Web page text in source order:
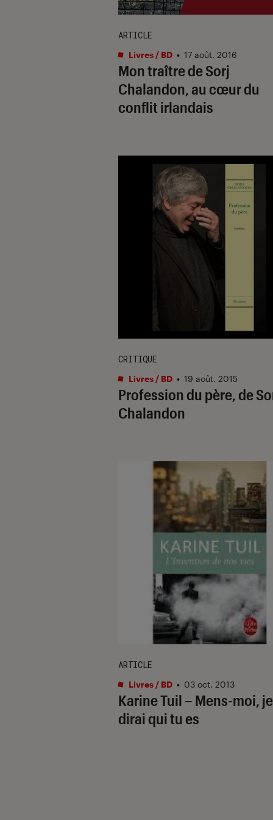
Mon traître de Sorj
Chalandon, au cœur du
conflit irlandais
ARTICLE
Livres / BD • 17 août. 2016
Profession du père, de
Chalandon
CRITIQUE
Livres / BD • 19 août. 2015
Karine Tuil – Mens-moi,
dirai qui tu es
ARTICLE
Livres / BD • 03 oct. 2013